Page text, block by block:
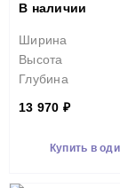
В наличии
Ширина
Высота
Глубина
13 970 ₽
Купить в